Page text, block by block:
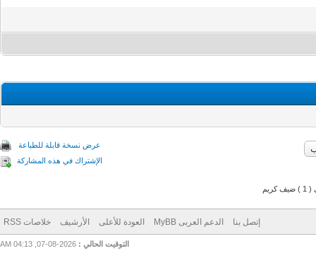
عرض نسخة قابلة للطباعة
الإشتراك في هذه المشاركة
إتصل بنا الدعم العربى MyBB العودة للأعلى الأرشيف خلاصات RSS
التوقيت الحالي :2026-08-07, 04:13 AM